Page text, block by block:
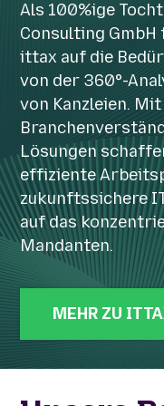
Als 100%ige
Consulting
ittax auf die
von der 360°-
von Kanzleien.
Lösungen
effiziente
zukunftssichere
auf das
Mandanten.
MEHR ZU